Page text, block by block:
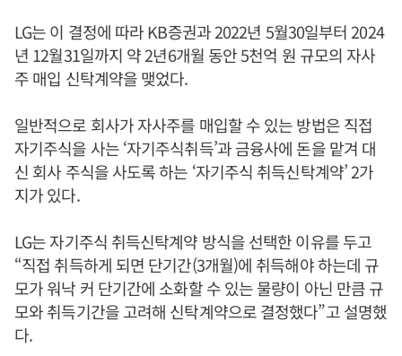
LG는 이 결정에 따라 KB증권과 2022년 5월30일부터 2024
년 12월31일까지 약 2년6개월 동안 5천억 원 규모의 자사
주 매입 신탁계약을 맺었다.
일반적으로 회사가 자사주를 매입할 수 있는 방법은 직접
자기주식을 사는 ‘자기주식취득’과 금융사에 돈을 맡겨 대
신 회사 주식을 사도록 하는 ‘자기주식 취득신탁계약’ 2가
지가 있다.
LG는 자기주식 취득신탁계약 방식을 선택한 이유를 두고
“직접 취득하게 되면 단기간(3개월)에 취득해야 하는데 규
모가 워낙 커 단기간에 소화할 수 있는 물량이 아닌 만큼 규
모와 취득기간을 고려해 신탁계약으로 결정했다”고 설명했
다.